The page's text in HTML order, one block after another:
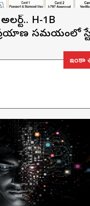
H-1B
సమయంలో
ఇంకా